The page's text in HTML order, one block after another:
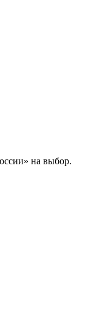
на выбор.